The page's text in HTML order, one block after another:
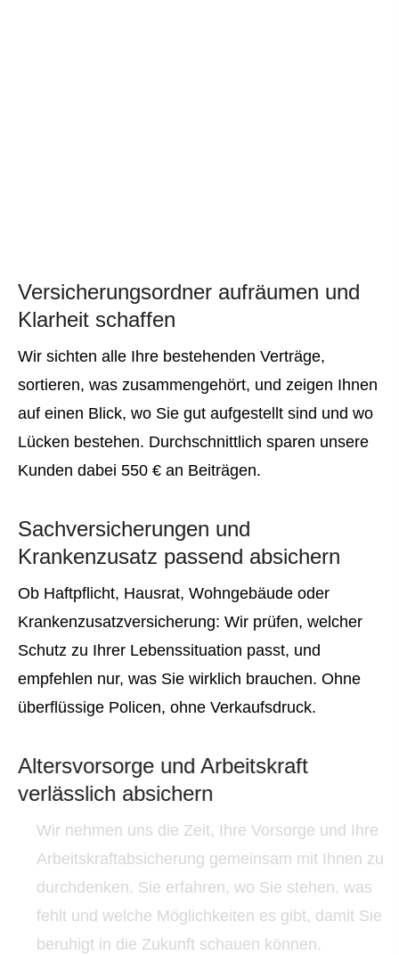
Versicherungsordner aufräumen und
Klarheit schaffen
Wir sichten alle Ihre bestehenden Verträge,
sortieren, was zusammengehört, und zeigen Ihnen
auf einen Blick, wo Sie gut aufgestellt sind und wo
Lücken bestehen. Durchschnittlich sparen unsere
Kunden dabei 550 € an Beiträgen.
Sachversicherungen und
Krankenzusatz passend absichern
Ob Haft­pflicht, Hausrat, Wohngebäude oder
Kranken­zusatz­ver­si­che­rung: Wir prüfen, welcher
Schutz zu Ihrer Lebenssituation passt, und
empfehlen nur, was Sie wirklich brauchen. Ohne
überflüssige Policen, ohne Verkaufsdruck.
Alters­vorsorge und Arbeitskraft
verlässlich absichern
Wir nehmen uns die Zeit, Ihre Vorsorge und Ihre
Arbeitskraftabsicherung gemeinsam mit Ihnen zu
durchdenken. Sie erfahren, wo Sie stehen, was
fehlt und welche Möglichkeiten es gibt, damit Sie
beruhigt in die Zukunft schauen können.